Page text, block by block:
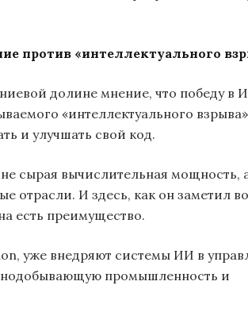
против «интеллектуального
долине мнение, что победу в
«интеллектуального
и улучшать свой код.
сырая вычислительная мощность,
отрасли. И здесь, как он заметил во
есть преимущество.
уже внедряют системы ИИ в
промышленность и